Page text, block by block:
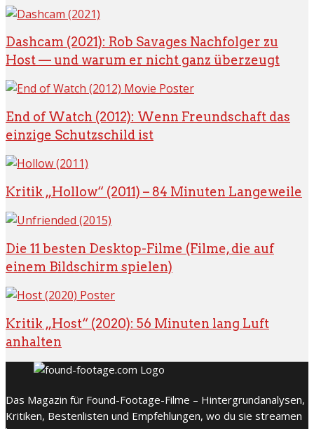
Dashcam (2021): Rob Savages Nachfolger zu
Host — und warum er nicht ganz überzeugt
End of Watch (2012): Wenn Freundschaft das
einzige Schutzschild ist
Kritik „Hollow“ (2011) – 84 Minuten Langeweile
Die 11 besten Desktop-Filme (Filme, die auf
einem Bildschirm spielen)
Kritik „Host“ (2020): 56 Minuten lang Luft
anhalten
Das Magazin für Found-Footage-Filme – Hintergrundanalysen,
Kritiken, Bestenlisten und Empfehlungen, wo du sie streamen